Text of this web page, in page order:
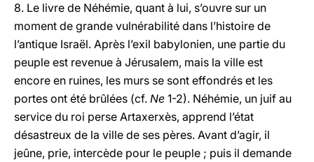
8. Le livre de Néhémie, quant à lui, s’ouvre sur un
moment de grande vulnérabilité dans l’histoire de
l’antique Israël. Après l’exil babylonien, une partie du
peuple est revenue à Jérusalem, mais la ville est
encore en ruines, les murs se sont effondrés et les
portes ont été brûlées (cf. Ne 1-2). Néhémie, un juif au
service du roi perse Artaxerxès, apprend l’état
désastreux de la ville de ses pères. Avant d’agir, il
jeûne, prie, intercède pour le peuple ; puis il demande